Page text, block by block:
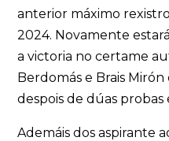
anterior máximo
2024. Novamente
a victoria no certame
Berdomás e Brais
despois de dúas probas
Ademáis dos aspirante